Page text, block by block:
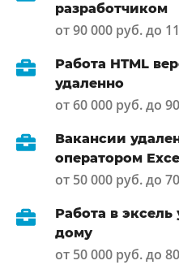
разработчиком
от 90 000 руб. до
Работа HTML
удаленно
от 60 000 руб. до
Вакансии
оператором
от 50 000 руб. до
Работа в эксель
дому
от 50 000 руб. до